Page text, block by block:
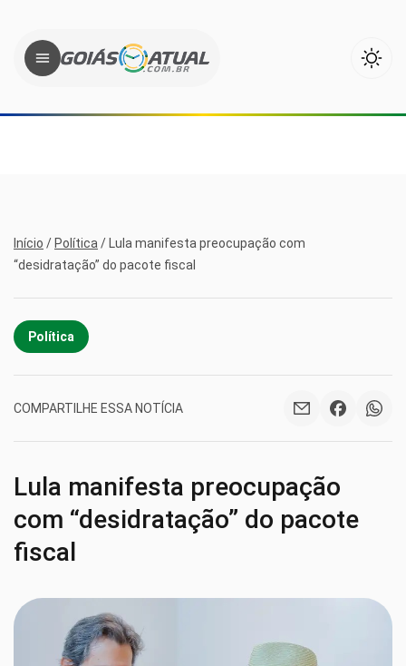
Início / Política / Lula manifesta preocupação com
“desidratação” do pacote fiscal
Política
COMPARTILHE ESSA NOTÍCIA
Lula manifesta preocupação
com “desidratação” do pacote
fiscal